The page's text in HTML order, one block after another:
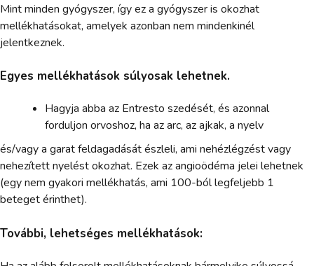
Mint minden gyógyszer, így ez a gyógyszer is okozhat
mellékhatásokat, amelyek azonban nem mindenkinél
jelentkeznek.
Egyes mellékhatások súlyosak lehetnek.
Hagyja abba az Entresto szedését, és azonnal
forduljon orvoshoz, ha az arc, az ajkak, a nyelv
és/vagy a garat feldagadását észleli, ami nehézlégzést vagy
nehezített nyelést okozhat. Ezek az angioödéma jelei lehetnek
(egy nem gyakori mellékhatás, ami 100-ból legfeljebb 1
beteget érinthet).
További, lehetséges mellékhatások: